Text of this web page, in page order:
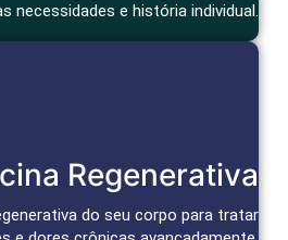
necessidades e história individual.
Regenerativa
do seu corpo para tratar
e Alívio Duradouro
reparam tecidos, aceleram a cura
alívio duradouro da dor.